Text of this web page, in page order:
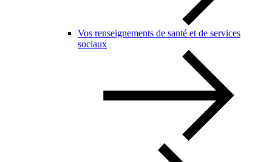
Vos renseignements de santé et de services
sociaux